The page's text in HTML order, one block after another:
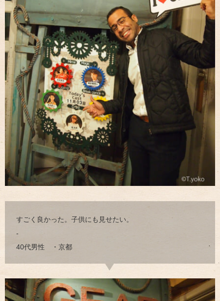
すごく良かった。子供にも見せたい。
-
40代男性 ・京都